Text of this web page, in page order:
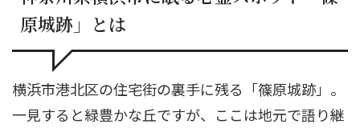
原城跡」とは
横浜市港北区の住宅街の裏手に残る「篠原城跡」。
一見すると緑豊かな丘ですが、ここは地元で語り継